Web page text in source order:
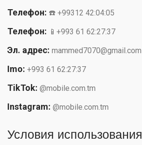
Телефон: ☎️ +99312 42:04:05
Телефон: 📱+993 61 62:27:37
Эл. адрес: mammed7070@gmail.com
Imo: +993 61 62:27:37
TikTok: @mobile.com.tm
Instagram: @mobile.com.tm
Условия использования